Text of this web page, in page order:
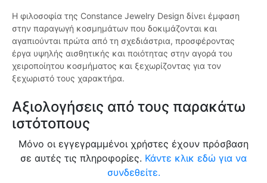
Η φιλοσοφία της Constance Jewelry Design δίνει έμφαση
στην παραγωγή κοσμημάτων που δοκιμάζονται και
αγαπιούνται πρώτα από τη σχεδιάστρια, προσφέροντας
έργα υψηλής αισθητικής και ποιότητας στην αγορά του
χειροποίητου κοσμήματος και ξεχωρίζοντας για τον
ξεχωριστό τους χαρακτήρα.
Αξιολογήσεις από τους παρακάτω
ιστότοπους
Μόνο οι εγγεγραμμένοι χρήστες έχουν πρόσβαση
σε αυτές τις πληροφορίες. Κάντε κλικ εδώ για να
συνδεθείτε.